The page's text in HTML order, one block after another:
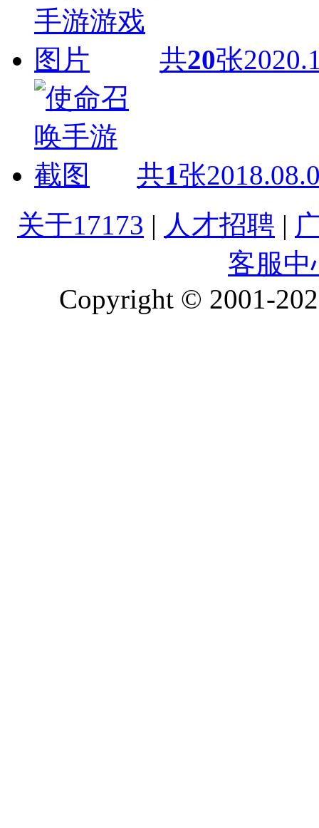
共20张
共1张
关于17173 | 人才招聘 |
客服中
Copyright © 2001-